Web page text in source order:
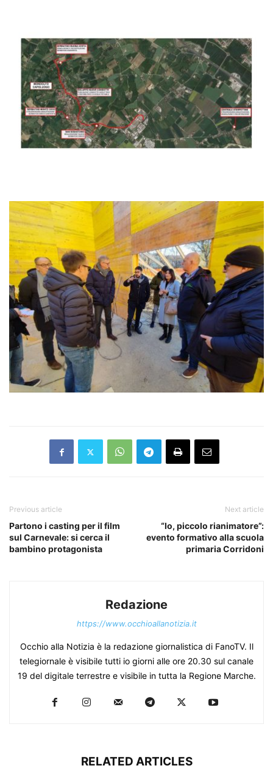
Previous article
Partono i casting per il film
sul Carnevale: si cerca il
bambino protagonista
Next article
“Io, piccolo rianimatore”:
evento formativo alla scuola
primaria Corridoni
Redazione
https://www.occhioallanotizia.it
Occhio alla Notizia è la redazione giornalistica di FanoTV. Il
telegiornale è visibile tutti io giorni alle ore 20.30 sul canale
19 del digitale terrestre e visibile in tutta la Regione Marche.
RELATED ARTICLES